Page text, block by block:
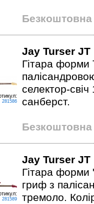
Безкоштовна
281586
Jay Turser JT
Гітара форми
селектор-
санберст.
Безкоштовна
281589
Jay Turser JT
Гітара форми
гриф з
тремоло.